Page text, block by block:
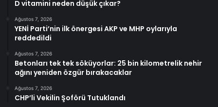
D vitamini neden düşük çıkar?
Ağustos 7, 2026
YENİ Parti’nin ilk önergesi AKP ve MHP oylarıyla
reddedildi
Ağustos 7, 2026
Betonları tek tek söküyorlar: 25 bin kilometrelik nehir
ağını yeniden özgür bırakacaklar
Ağustos 7, 2026
CHP’li Vekilin Şoförü Tutuklandı